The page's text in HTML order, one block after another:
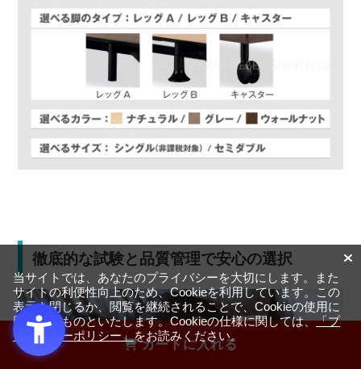
カートに入れる
徹底的な試験と品質管理で安心の選択
当サイトでは、あなたのプライバシーを大切にします。また
サイトの利便性向上のため、Cookieを利用しています。この
表示を閉じるか、閲覧を継続されることで、Cookieの使用に
同意するものといたします。Cookieの仕様に関しては、「プ
ライバシーポリシー」をお読みください。